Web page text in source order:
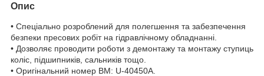
Опис
• Спеціально розроблений для полегшення та забезпечення
безпеки пресових робіт на гідравлічному обладнанні.
• Дозволяє проводити роботи з демонтажу та монтажу ступиць
коліс, підшипників, сальників тощо.
• Оригінальний номер ВМ: U-40450A.